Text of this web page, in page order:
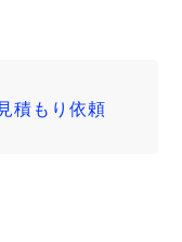
積もり依頼